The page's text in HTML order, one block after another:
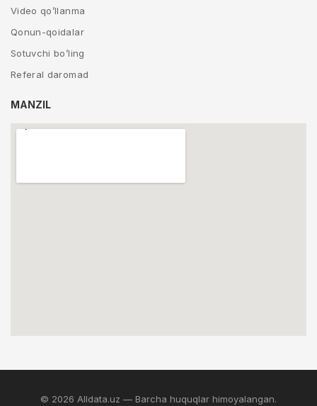
Video qo’llanma
Qonun-qoidalar
Sotuvchi bo’ling
Referal daromad
MANZIL
© 2026 Alldata.uz — Barcha huquqlar himoyalangan.